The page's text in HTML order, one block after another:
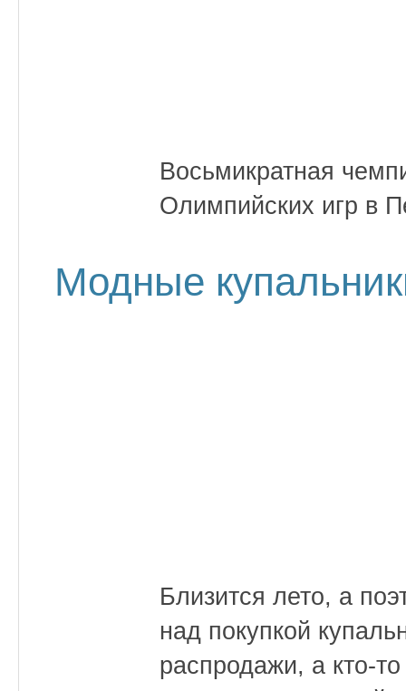
Восьмикратная
Олимпийских игр в
Модные
Близится лето, а
над покупкой
распродажи, а кто-